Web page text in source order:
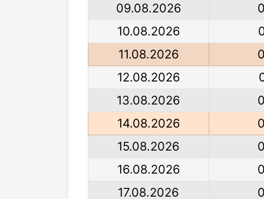
09.08.2026
10.08.2026
11.08.2026
12.08.2026
13.08.2026
14.08.2026
15.08.2026
16.08.2026
17.08.2026